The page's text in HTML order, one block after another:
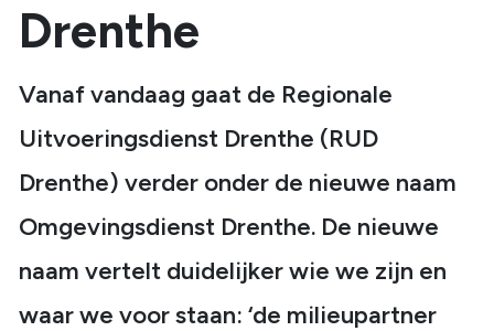
Drenthe
Vanaf vandaag gaat de Regionale
Uitvoeringsdienst Drenthe (RUD
Drenthe) verder onder de nieuwe naam
Omgevingsdienst Drenthe. De nieuwe
naam vertelt duidelijker wie we zijn en
waar we voor staan: ‘de milieupartner